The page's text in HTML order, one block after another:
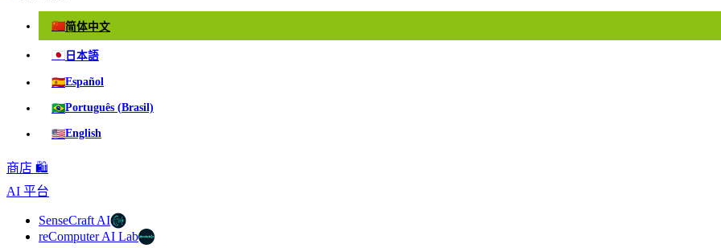
🇨🇳简体中文
🇯🇵 日本語
🇪🇸Español
🇧🇷Português (Brasil)
🇺🇸English
商店 🛍️
AI 平台
SenseCraft AI
reComputer AI Lab